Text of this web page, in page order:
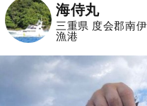
海侍丸
三重県 度会郡南
漁港